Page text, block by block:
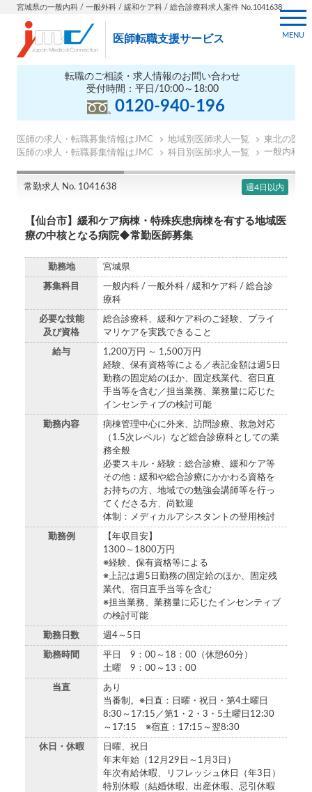
宮城県の一般内科 / 一般外科 / 緩和ケア科 / 総合診療科求人案件 No.1041638
医師転職支援サービス
転職のご相談・求人情報のお問い合わせ
受付時間：平日/10:00～18:00
0120-940-196
MENU
医師の求人・転職募集情報はJMC 地域別医師求人一覧
東北の医師
医師の求人・転職募集情報はJMC
科目別医師求人一覧 一般内科の
常勤求人 No. 1041638 週4日以内
【仙台市】緩和ケア病棟・特殊疾患病棟を有する地域医
療の中核となる病院◆常勤医師募集
勤務地 宮城県
募集科目
一般内科 / 一般外科 / 緩和ケア科 / 総合診
療科
必要な技能
及び資格
総合診療科、緩和ケア科のご経験、プライ
マリケアを実践できること
給与
1,200万円 ～ 1,500万円
経験、保有資格等による／表記金額は週5日
勤務の固定給のほか、固定残業代、宿日直
手当等を含む／担当業務、業務量に応じた
インセンティブの検討可能
勤務内容
病棟管理中心に外来、訪問診療、救急対応
（1.5次レベル）など総合診療科としての業
務全般
必要スキル・経験：総合診療、緩和ケア等
その他：緩和や総合診療にかかわる資格を
お持ちの方、地域での勉強会講師等を行っ
てくださる方、尚歓迎
体制：メディカルアシスタントの登用検討
勤務例
【年収目安】
1300～1800万円
※経験、保有資格等による
※上記は週5日勤務の固定給のほか、固定残
業代、宿日直手当等を含む
※担当業務、業務量に応じたインセンティブ
の検討可能
勤務日数 週4～5日
勤務時間
平日 9：00～18：00（休憩60分）
土曜 9：00～13：00
当直
あり
当番制。※日直：日曜・祝日・第4土曜日
8:30～17:15／第1・2・3・5土曜日12:30
～17:15 ※宿直：17:15～翌8:30
休日・休暇
日曜、祝日
年末年始（12月29日～1月3日）
年次有給休暇、リフレッシュ休日（年3日）
特別休暇（結婚休暇、出産休暇、忌引休暇